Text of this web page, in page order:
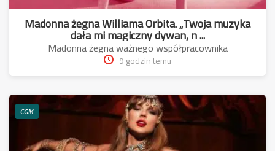
Madonna żegna Williama Orbita. „Twoja muzyka
dała mi magiczny dywan, n ...
Madonna żegna ważnego współpracownika
9 godzin temu
CGM